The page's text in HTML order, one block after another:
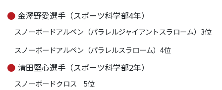
金澤野愛選手（スポーツ科学部4年）
スノーボードアルペン（パラレルジャイアントスラローム）3位
スノーボードアルペン（パラレルスラローム）4位
清田堅心選手（スポーツ科学部2年）
スノーボードクロス 5位